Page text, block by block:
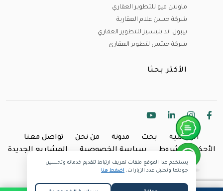
ماونتن فيو للتطوير العقاري
شركة حسن علام العقارية
بيبول اند بليسيز للتطوير العقاري
شركة جيتس لتطوير العقارى
الأكثر بحثا
الرئيسية بحث مدونة من نحن
تواصل معنا
الأحكام والشروط
سياسة الخصوصية المشاريع الجديدة
Copyright @2024 Inland.
يستخدم هذا الموقع ملفات تعريف ارتباط لتقديم خدماته وتحسين
جودتها وتحليل عدد الزيارات. اضغط هنا